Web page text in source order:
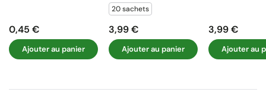
Prix
0,45 €
Ajouter au panier
20 sachets
Prix
3,99 €
Ajouter au panier
Prix
3,99 €
Ajouter au